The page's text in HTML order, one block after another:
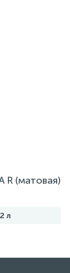
R (матовая)
л